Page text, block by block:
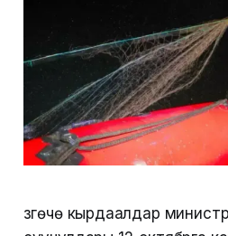
Өзгөчө кырдаалдар